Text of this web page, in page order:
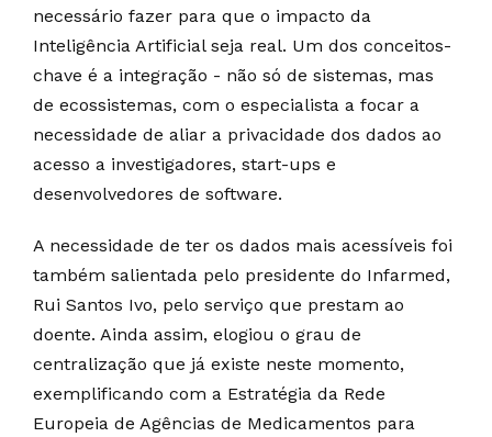
necessário fazer para que o impacto da
Inteligência Artificial seja real. Um dos conceitos-
chave é a integração - não só de sistemas, mas
de ecossistemas, com o especialista a focar a
necessidade de aliar a privacidade dos dados ao
acesso a investigadores, start-ups e
desenvolvedores de software.
A necessidade de ter os dados mais acessíveis foi
também salientada pelo presidente do Infarmed,
Rui Santos Ivo, pelo serviço que prestam ao
doente. Ainda assim, elogiou o grau de
centralização que já existe neste momento,
exemplificando com a Estratégia da Rede
Europeia de Agências de Medicamentos para